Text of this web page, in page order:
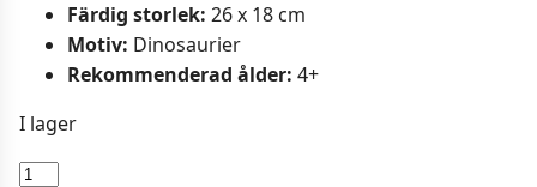
Färdig storlek: 26 x 18 cm
Motiv: Dinosaurier
Rekommenderad ålder: 4+
I lager
Ravensburger